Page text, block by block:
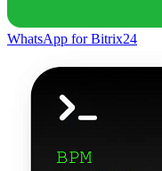
WhatsApp for Bitrix24